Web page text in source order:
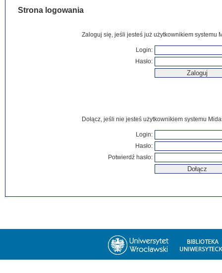
Strona logowania
Zaloguj się, jeśli jesteś już użytkownikiem systemu
Login:
Hasło:
Dołącz, jeśli nie jesteś użytkownikiem systemu
Login:
Hasło:
Potwierdź hasło: